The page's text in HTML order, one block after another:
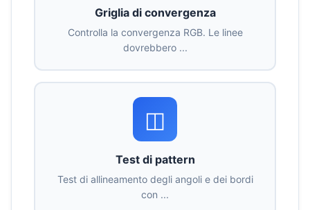
Griglia di convergenza
Controlla la convergenza RGB. Le linee
dovrebbero ...
◫
Test di pattern
Test di allineamento degli angoli e dei bordi
con ...